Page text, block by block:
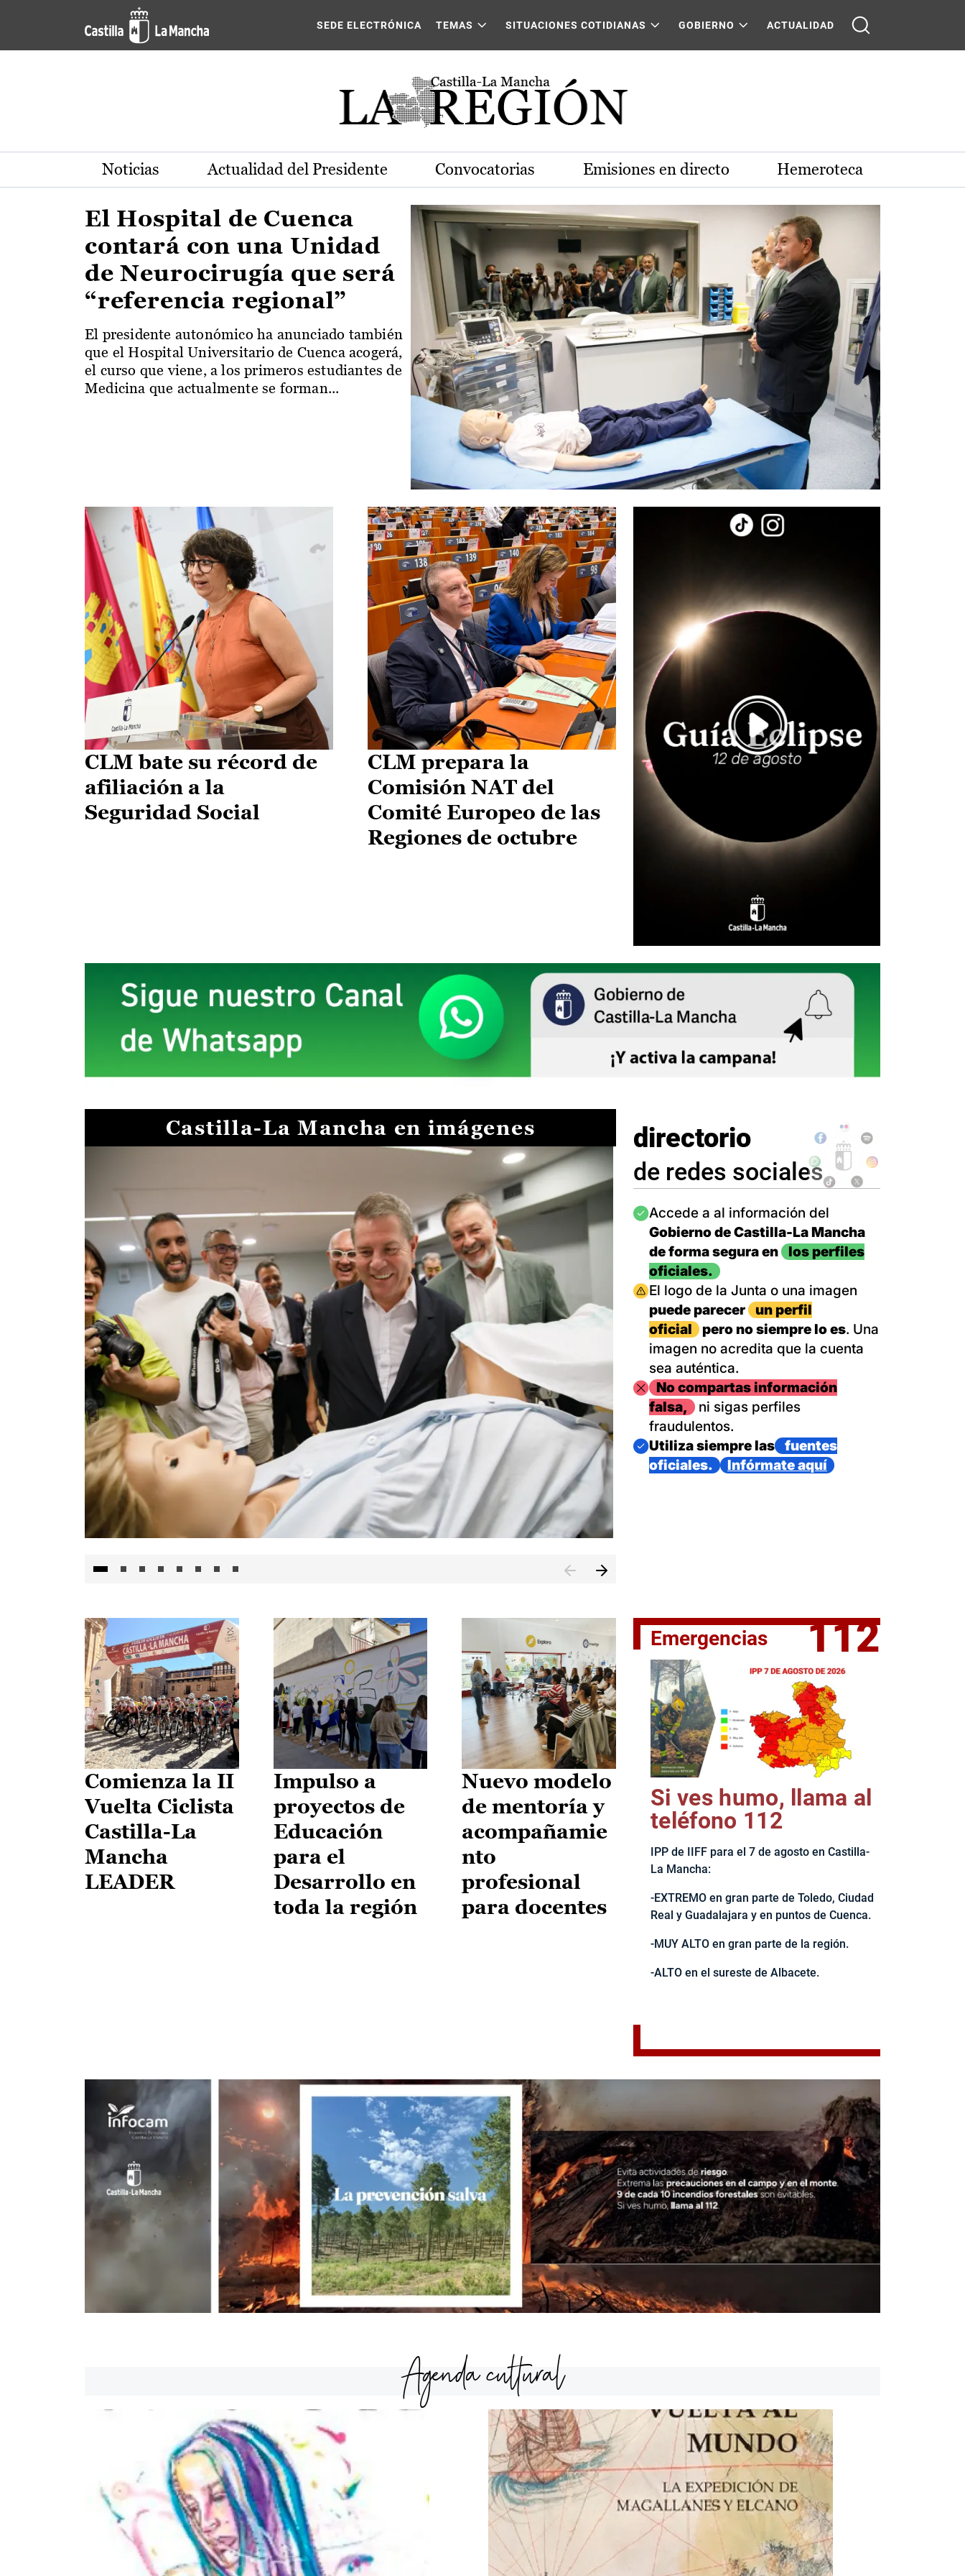
Pasar al contenido principal
Actualidad de la región de Castilla-La Mancha
SEDE ELECTRÓNICA TEMAS SITUACIONES COTIDIANAS GOBIERNO ACTUALIDAD
Noticias Actualidad del Presidente Convocatorias Emisiones en directo Hemeroteca
El Hospital de Cuenca
contará con una Unidad
de Neurocirugía que será
“referencia regional”
El presidente autonómico ha anunciado también
que el Hospital Universitario de Cuenca acogerá,
el curso que viene, a los primeros estudiantes de
Medicina que actualmente se forman...
CLM bate su récord de
afiliación a la
Seguridad Social
CLM prepara la
Comisión NAT del
Comité Europeo de las
Regiones de octubre
Castilla-La Mancha en imágenes
El jefe del Ejecutivo castellanomanchego, Emiliano García-
directorio
de redes sociales
Imagen
Accede a al información del
Gobierno de Castilla-La Mancha
de forma segura en
los perfiles
oficiales.
Imagen
El logo de la Junta o una imagen
puede parecer
un perfil
oficial
pero no siempre lo es. Una
imagen no acredita que la cuenta
sea auténtica.
ImagenNo compartas información
falsa,
ni sigas perfiles
fraudulentos.
Imagen
Utiliza siempre las
fuentes
oficiales.
Infórmate aquí
Comienza la II
Vuelta Ciclista
Castilla-La
Mancha
LEADER
Impulso a
proyectos de
Educación
para el
Desarrollo en
toda la región
Nuevo modelo
de mentoría y
acompañamie
nto
profesional
para docentes
Emergencias 112
Si ves humo, llama al
teléfono 112
IPP de IIFF para el 7 de agosto en Castilla-
La Mancha:
-EXTREMO en gran parte de Toledo, Ciudad
Real y Guadalajara y en puntos de Cuenca.
-MUY ALTO en gran parte de la región.
-ALTO en el sureste de Albacete.
Agenda cultural